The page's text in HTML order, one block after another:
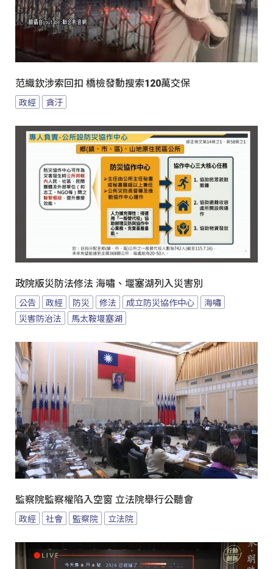
范織欽涉索回扣 橋檢發動搜索120萬交保
政經 貪汙
政院版災防法修法 海嘯、堰塞湖列入災害別
公告 政經 防災 修法 成立防災協作中心
海嘯
災害防治法
馬太鞍堰塞湖
監察院監察權陷入空窗 立法院舉行公聽會
政經 社會 監察院 立法院